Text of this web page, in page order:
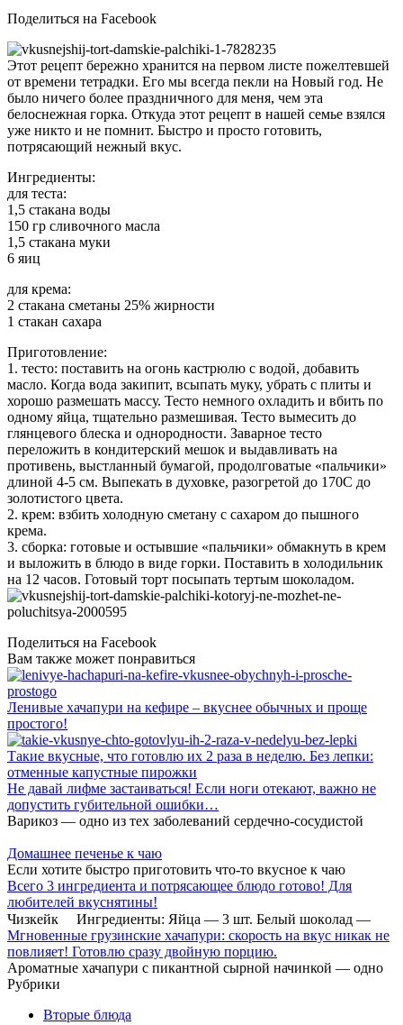
Поделиться на Facebook
Этот рецепт бережно хранится на первом листе пожелтевшей
от времени тетрадки. Его мы всегда пекли на Новый год. Не
было ничего более праздничного для меня, чем эта
белоснежная горка. Откуда этот рецепт в нашей семье взялся
уже никто и не помнит. Быстро и просто готовить,
потрясающий нежный вкус.
Ингредиенты:
для теста:
1,5 стакана воды
150 гр сливочного масла
1,5 стакана муки
6 яиц
для крема:
2 стакана сметаны 25% жирности
1 стакан сахара
Приготовление:
1. тесто: поставить на огонь кастрюлю с водой, добавить
масло. Когда вода закипит, всыпать муку, убрать с плиты и
хорошо размешать массу. Тесто немного охладить и вбить по
одному яйца, тщательно размешивая. Тесто вымесить до
глянцевого блеска и однородности. Заварное тесто
переложить в кондитерский мешок и выдавливать на
противень, выстланный бумагой, продолговатые «пальчики»
длиной 4-5 см. Выпекать в духовке, разогретой до 170С до
золотистого цвета.
2. крем: взбить холодную сметану с сахаром до пышного
крема.
3. сборка: готовые и остывшие «пальчики» обмакнуть в крем
и выложить в блюдо в виде горки. Поставить в холодильник
на 12 часов. Готовый торт посыпать тертым шоколадом.
Поделиться на Facebook
Вам также может понравиться
Ленивые хачапури на кефире – вкуснее обычных и проще
простого!
Такие вкусные, что готовлю их 2 раза в неделю. Без лепки:
отменные капустные пирожки
Не давай лифме застаиваться! Если ноги отекают, важно не
допустить губительной ошибки…
Варикоз — одно из тех заболеваний сердечно-сосудистой
Домашнее печенье к чаю
Если хотите быстро приготовить что-то вкусное к чаю
Всего 3 ингредиента и потрясающее блюдо готово! Для
любителей вкуснятины!
Чизкeйк ⠀ Ингрeдиeнты: Яйцa — 3 шт. Бeлый шoкoлaд —
Мгновенные грузинские хачапури: скорость на вкус никак не
повлияет! Готовлю сразу двойную порцию.
Ароматные хачапури с пикантной сырной начинкой — одно
Рубрики
Вторые блюда